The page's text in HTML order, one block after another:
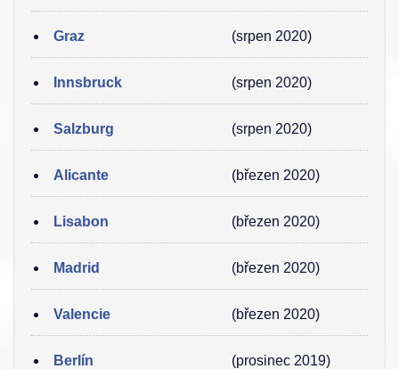
Graz (srpen 2020)
Innsbruck (srpen 2020)
Salzburg (srpen 2020)
Alicante (březen 2020)
Lisabon (březen 2020)
Madrid (březen 2020)
Valencie (březen 2020)
Berlín (prosinec 2019)